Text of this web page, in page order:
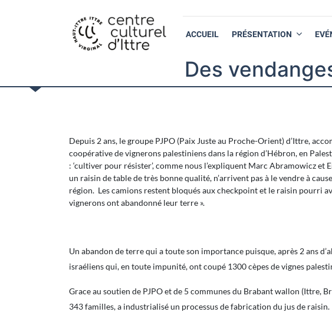
ACCUEIL PRÉSENTATION
Des
Depuis 2 ans, le groupe PJPO (Paix Juste au Proche-Orient) d’Ittre,
coopérative de vignerons palestiniens dans la région d’Hébron, en
: ‘cultiver pour résister’, comme nous l’expliquent Marc Abramowicz
un raisin de table de très bonne qualité, n’arrivent pas à le vendre à
région. Les camions restent bloqués aux checkpoint et le raisin pourri
vignerons ont abandonné leur terre ».
Un abandon de terre qui a toute son importance puisque, après 2 ans
israéliens qui, en toute impunité, ont coupé 1300 cèpes de vignes
Grace au soutien de PJPO et de 5 communes du Brabant wallon (Ittre,
343 familles, a industrialisé un processus de fabrication du jus de